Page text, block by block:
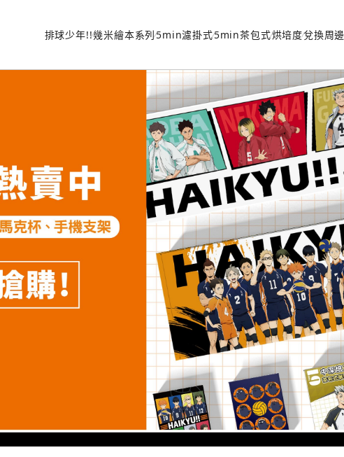
排球少年!!幾米繪本系列5min濾掛式5min茶包式烘培度兌換周邊